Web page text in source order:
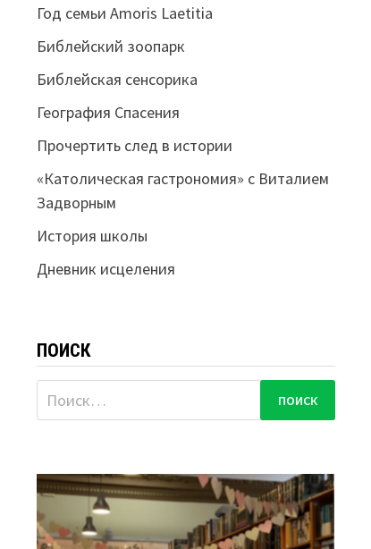
Год семьи Amoris Laetitia
Библейский зоопарк
Библейская сенсорика
География Спасения
Прочертить след в истории
«Католическая гастрономия» с Виталием
Задворным
История школы
Дневник исцеления
ПОИСК
Найти: